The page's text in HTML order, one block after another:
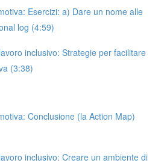
Esercizi: a) Dare un nome alle
log (4:59)
inclusivo: Strategie per facilitare
(3:38)
Conclusione (la Action Map)
inclusivo: Creare un ambiente di